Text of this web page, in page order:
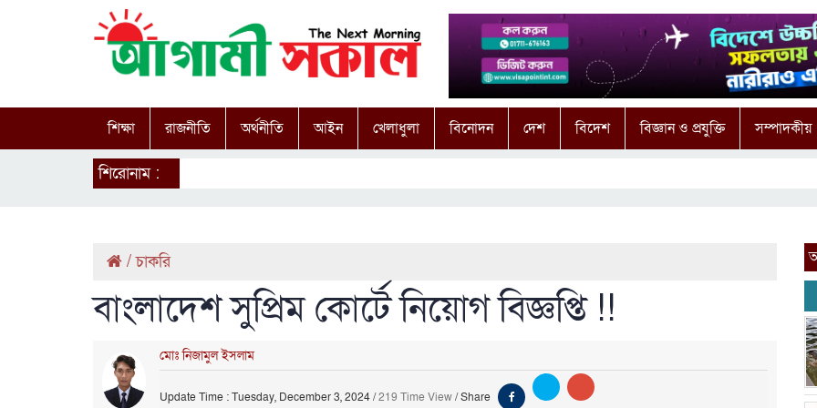
শিক্ষা রাজনীতি অর্থনীতি আইন খেলাধুলা বিনোদন দেশ বিদেশ বিজ্ঞান ও প্রযুক্তি সম্পাদকীয়
শিরোনাম :
/চাকরি
বাংলাদেশ সুপ্রিম কোর্টে নিয়োগ বিজ্ঞপ্তি !!
মোঃ নিজামুল ইসলাম
Update Time : Tuesday, December 3, 2024/219 Time View/Share